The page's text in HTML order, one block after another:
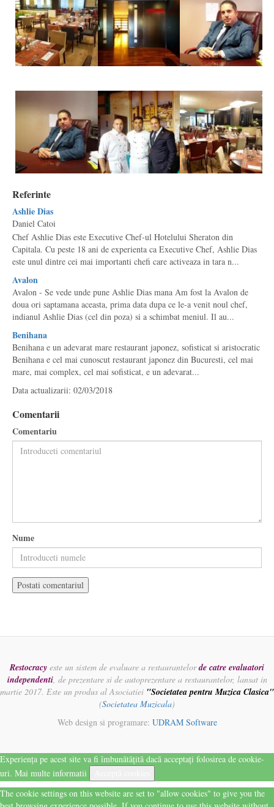
Referinte
Ashlie Dias
Daniel Catoi
Chef Ashlie Dias este Executive Chef-ul Hotelului Sheraton din
Capitala. Cu peste 18 ani de experienta ca Executive Chef, Ashlie Dias
este unul dintre cei mai importanti chefi care activeaza in tara n...
Avalon
Avalon - Se vede unde pune Ashlie Dias mana Am fost la Avalon de
doua ori saptamana aceasta, prima data dupa ce le-a venit noul chef,
indianul Ashlie Dias (cel din poza) si a schimbat meniul. Il au...
Benihana
Benihana e un adevarat mare restaurant japonez, sofisticat si aristocratic
Benihana e cel mai cunoscut restaurant japonez din Bucuresti, cel mai
mare, mai complex, cel mai sofisticat, e un adevarat...
Data actualizarii: 02/03/2018
Comentarii
Comentariu
Nume
Restocracy este un sistem de evaluare a restaurantelorde catre evaluatori
independenti, de prezentare si de autoprezentare a restaurantelor, lansat in
martie 2017. Este un produs al Asociatiei "Societatea pentru Muzica Clasica"
(Societatea Muzicala)
Web design si programare: UDRAM Software
Experiența pe acest site va fi îmbunătățită dacă acceptați folosirea de cookie-
uri. Mai multe informatii
The cookie settings on this website are set to "allow cookies" to give you the